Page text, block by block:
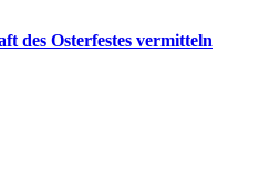
des Osterfestes vermitteln